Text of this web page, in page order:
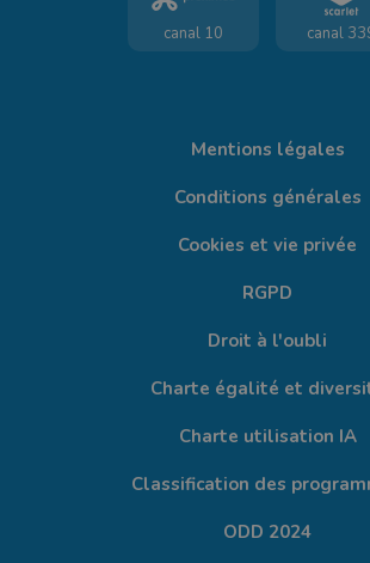
canal 10 canal
Mentions légales
Conditions générales
Cookies et vie privée
RGPD
Droit à l'oubli
Charte égalité et
Charte utilisation IA
Classification des
ODD 2024